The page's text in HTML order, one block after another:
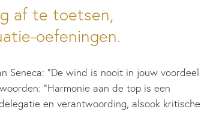
af te toetsen,
oefeningen.
Seneca: “De wind is nooit in jouw voordeel
“Harmonie aan de top is een
en verantwoording, alsook kritische